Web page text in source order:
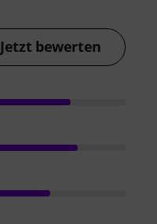
Jetzt bewerten